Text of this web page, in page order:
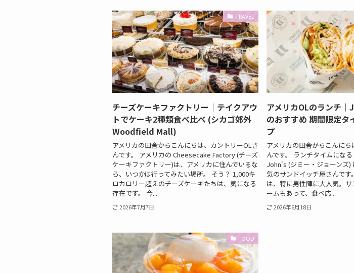
TRAVEL
チーズケーキファクトリー｜テイクアウ
トでケーキ2種類食べ比べ (シカゴ郊外
Woodfield Mall)
アメリカの田舎からこんにちは、カントリーOLさ
んです。 アメリカの Cheesecake Factory (チーズ
ケーキファクトリー)は、アメリカに住んでいるな
ら、いつかは行ってみたい場所。 そう？ 1,000キ
ロカロリー超えのチーズケーキたちは、気になる
存在です。 今...
2026年7月7日
アメリカOLのランチ
のおすすめ 期間限定タ
プ
アメリカの田舎からこんに
んです。 ランチタイムにな
John's (ジミー・ジョーンズ)
気のサンドイッチ屋さんです
は、特に男性陣に大人気。
ームもあって、食べ応...
2026年6月18日
FOOD